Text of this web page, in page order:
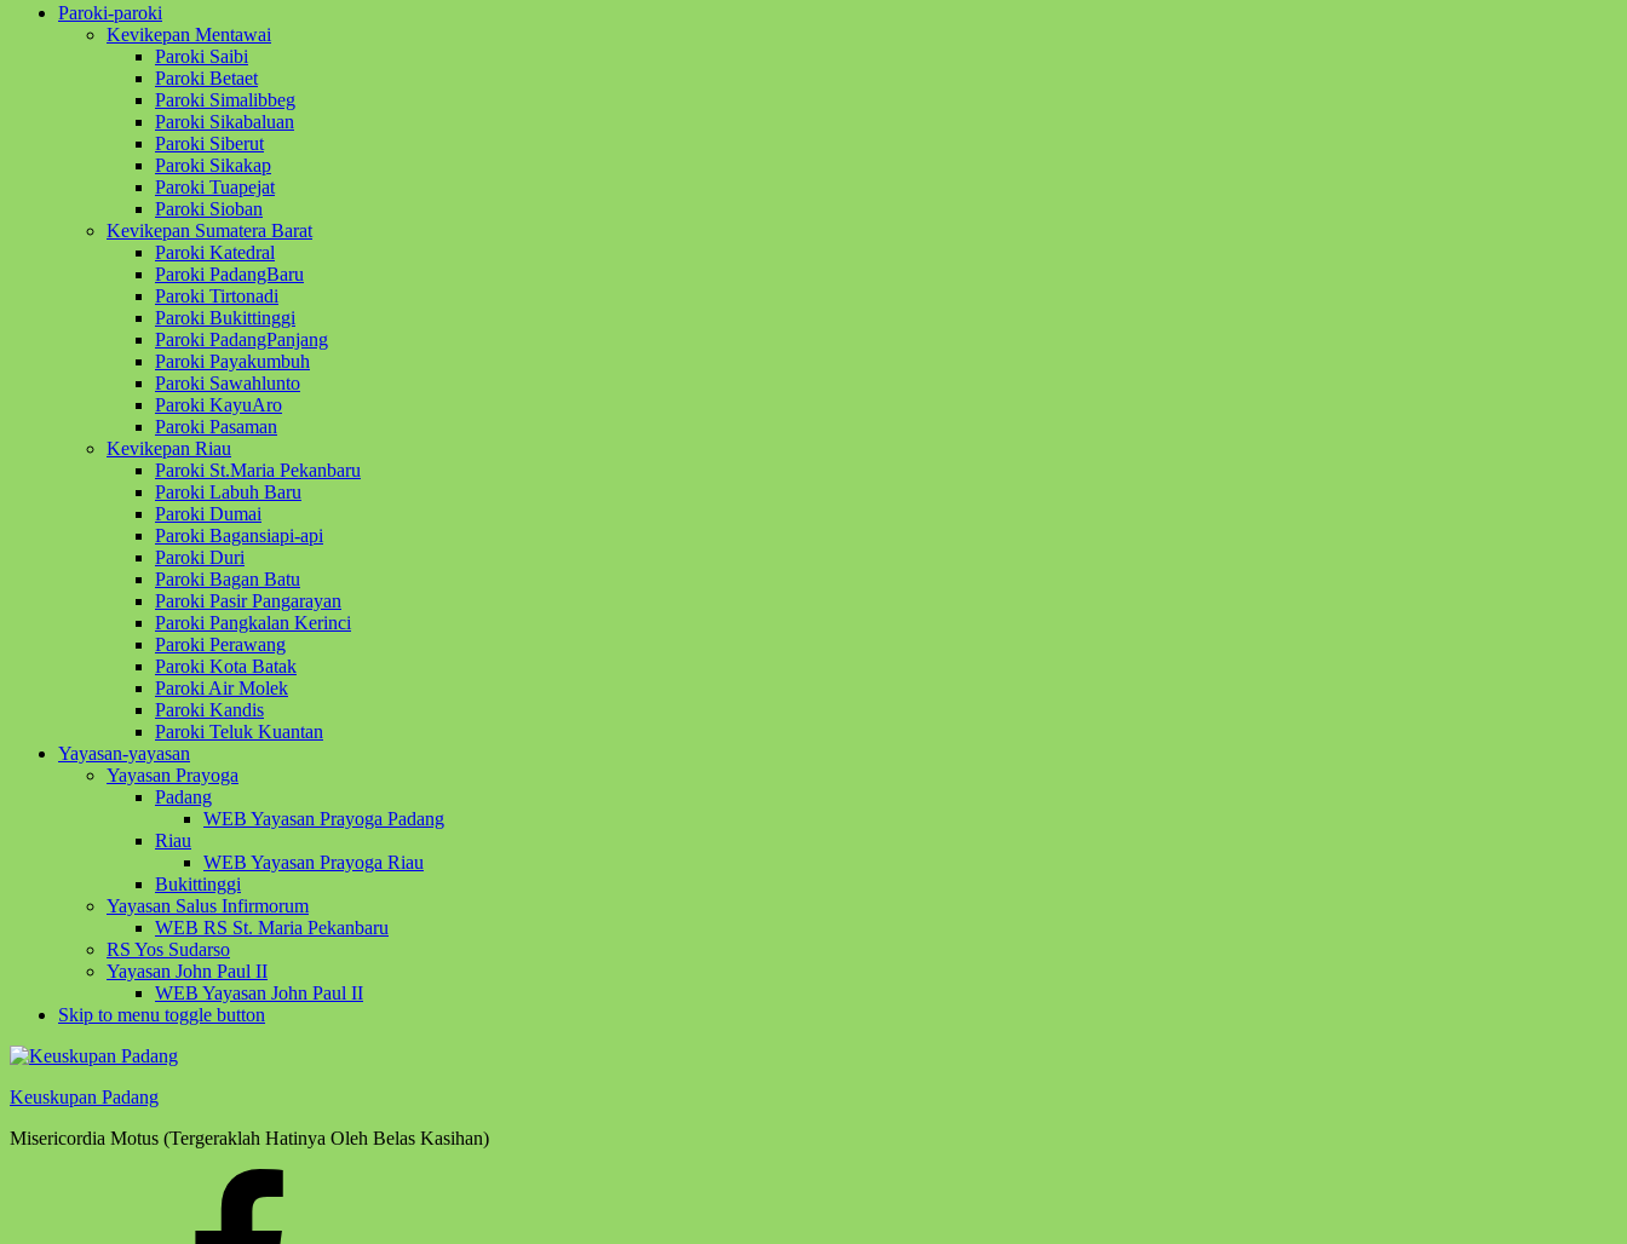
Paroki-paroki
Kevikepan Mentawai
Paroki Saibi
Paroki Betaet
Paroki Simalibbeg
Paroki Sikabaluan
Paroki Siberut
Paroki Sikakap
Paroki Tuapejat
Paroki Sioban
Kevikepan Sumatera Barat
Paroki Katedral
Paroki PadangBaru
Paroki Tirtonadi
Paroki Bukittinggi
Paroki PadangPanjang
Paroki Payakumbuh
Paroki Sawahlunto
Paroki KayuAro
Paroki Pasaman
Kevikepan Riau
Paroki St.Maria Pekanbaru
Paroki Labuh Baru
Paroki Dumai
Paroki Bagansiapi-api
Paroki Duri
Paroki Bagan Batu
Paroki Pasir Pangarayan
Paroki Pangkalan Kerinci
Paroki Perawang
Paroki Kota Batak
Paroki Air Molek
Paroki Kandis
Paroki Teluk Kuantan
Yayasan-yayasan
Yayasan Prayoga
Padang
WEB Yayasan Prayoga Padang
Riau
WEB Yayasan Prayoga Riau
Bukittinggi
Yayasan Salus Infirmorum
WEB RS St. Maria Pekanbaru
RS Yos Sudarso
Yayasan John Paul II
WEB Yayasan John Paul II
Skip to menu toggle button
Keuskupan Padang
Misericordia Motus (Tergeraklah Hatinya Oleh Belas Kasihan)